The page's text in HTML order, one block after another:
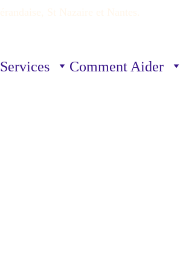
Services Comment Aider